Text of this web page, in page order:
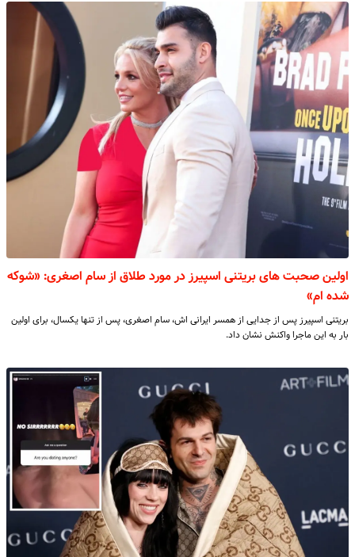
اولین صحبت های بریتنی اسپیرز در مورد طلاق از سام اصغری: «شوکه
شده ام»
بریتنی اسپیرز پس از جدایی از همسر ایرانی اش، سام اصغری، پس از تنها یکسال، برای اولین
بار به این ماجرا واکنش نشان داد.